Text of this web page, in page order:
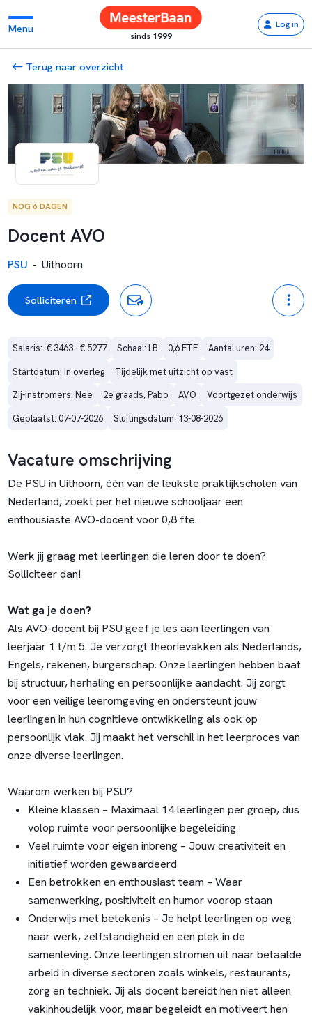
Menu
sinds 1999
Log in
Terug naar overzicht
NOG 6 DAGEN
Docent AVO
PSU - Uithoorn
Solliciteren
Salaris:  € 3463 - € 5277 Schaal: LB 0,6 FTE
Aantal uren: 24
Startdatum: In overleg
Tijdelijk met uitzicht op vast
Zij-instromers: Nee
2e graads, Pabo AVO
Voortgezet onderwijs
Geplaatst: 07-07-2026
Sluitingsdatum: 13-08-2026
Vacature omschrijving
De PSU in Uithoorn, één van de leukste praktijkscholen van
Nederland, zoekt per het nieuwe schooljaar een
enthousiaste AVO-docent voor 0,8 fte.
Werk jij graag met leerlingen die leren door te doen?
Solliciteer dan!
Wat ga je doen?
Als AVO-docent bij PSU geef je les aan leerlingen van
leerjaar 1 t/m 5. Je verzorgt theorievakken als Nederlands,
Engels, rekenen, burgerschap. Onze leerlingen hebben baat
bij structuur, herhaling en persoonlijke aandacht. Jij zorgt
voor een veilige leeromgeving en ondersteunt jouw
leerlingen in hun cognitieve ontwikkeling als ook op
persoonlijk vlak. Jij maakt het verschil in het leerproces van
onze diverse leerlingen.
Waarom werken bij PSU?
Kleine klassen – Maximaal 14 leerlingen per groep, dus
volop ruimte voor persoonlijke begeleiding
Veel ruimte voor eigen inbreng – Jouw creativiteit en
initiatief worden gewaardeerd
Een betrokken en enthousiast team – Waar
samenwerking, positiviteit en humor voorop staan
Onderwijs met betekenis – Je helpt leerlingen op weg
naar werk, zelfstandigheid en een plek in de
samenleving. Onze leerlingen stromen uit naar betaalde
arbeid in diverse sectoren zoals winkels, restaurants,
zorg en techniek. Jij als docent bereidt hen niet alleen
vakinhoudelijk voor, maar begeleidt en motiveert hen